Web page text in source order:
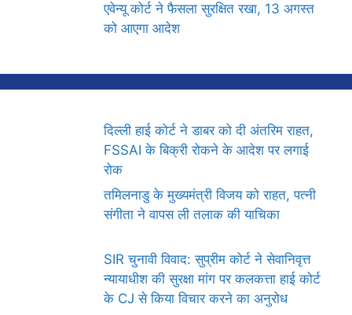
एवेन्यू कोर्ट ने फैसला सुरक्षित रखा, 13 अगस्त
को आएगा आदेश
दिल्ली हाई कोर्ट ने डाबर को दी अंतरिम राहत,
FSSAI के बिक्री रोकने के आदेश पर लगाई
रोक
तमिलनाडु के मुख्यमंत्री विजय को राहत, पत्नी
संगीता ने वापस ली तलाक की याचिका
SIR चुनावी विवाद: सुप्रीम कोर्ट ने सेवानिवृत्त
न्यायाधीश की सुरक्षा मांग पर कलकत्ता हाई कोर्ट
के CJ से किया विचार करने का अनुरोध